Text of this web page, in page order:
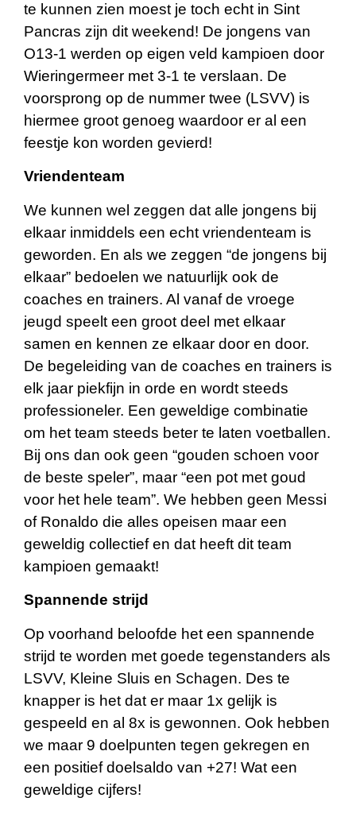
te kunnen zien moest je toch echt in Sint
Pancras zijn dit weekend! De jongens van
O13-1 werden op eigen veld kampioen door
Wieringermeer met 3-1 te verslaan. De
voorsprong op de nummer twee (LSVV) is
hiermee groot genoeg waardoor er al een
feestje kon worden gevierd!
Vriendenteam
We kunnen wel zeggen dat alle jongens bij
elkaar inmiddels een echt vriendenteam is
geworden. En als we zeggen “de jongens bij
elkaar” bedoelen we natuurlijk ook de
coaches en trainers. Al vanaf de vroege
jeugd speelt een groot deel met elkaar
samen en kennen ze elkaar door en door.
De begeleiding van de coaches en trainers is
elk jaar piekfijn in orde en wordt steeds
professioneler. Een geweldige combinatie
om het team steeds beter te laten voetballen.
Bij ons dan ook geen “gouden schoen voor
de beste speler”, maar “een pot met goud
voor het hele team”. We hebben geen Messi
of Ronaldo die alles opeisen maar een
geweldig collectief en dat heeft dit team
kampioen gemaakt!
Spannende strijd
Op voorhand beloofde het een spannende
strijd te worden met goede tegenstanders als
LSVV, Kleine Sluis en Schagen. Des te
knapper is het dat er maar 1x gelijk is
gespeeld en al 8x is gewonnen. Ook hebben
we maar 9 doelpunten tegen gekregen en
een positief doelsaldo van +27! Wat een
geweldige cijfers!